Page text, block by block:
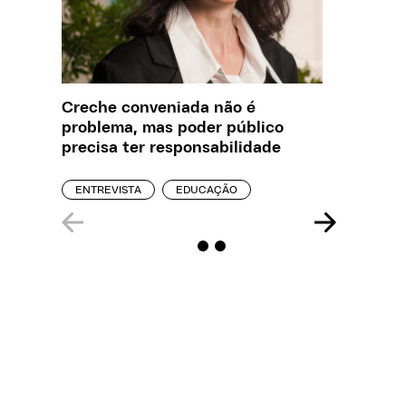
Creche conveniada não é
problema, mas poder público
precisa ter responsabilidade
ENTREVISTA EDUCAÇÃO